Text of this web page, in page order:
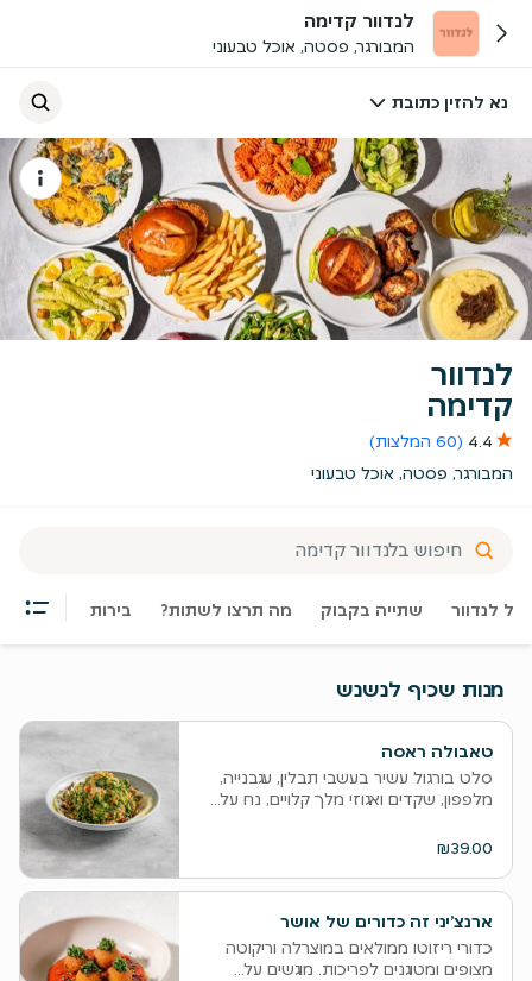
לנדוור קדימה
המבורגר, פסטה, אוכל טבעוני
נא להזין כתובת
לנדוור
קדימה
4.4 (60 המלצות)
המבורגר, פסטה, אוכל טבעוני
לנדוור שתייה בקבוק מה תרצו לשתות? בירות
מנות שכיף לנשנש
טאבולה ראסה
סלט בורגול עשיר בעשבי תבלין, עגבנייה,
מלפפון, שקדים ואגוזי מלך קלויים, נח על...
₪39.00
ארנצ’יני זה כדורים של אושר
כדורי ריזוטו ממולאים במוצרלה וריקוטה
מצופים ומטוגנים לפריכות. מוגשים על...